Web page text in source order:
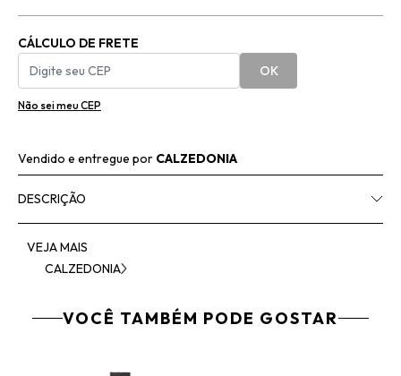
CÁLCULO DE FRETE
OK
Não sei meu CEP
Vendido e entregue por CALZEDONIA
DESCRIÇÃO
VEJA MAIS
CALZEDONIA
VOCÊ TAMBÉM PODE GOSTAR